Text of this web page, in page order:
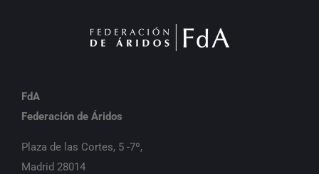
FdA
Federación de Áridos
Plaza de las Cortes, 5 -7º,
Madrid 28014